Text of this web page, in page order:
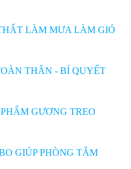
LÀM MƯA LÀM GIÓ
THÂN - BÍ QUYẾT
GƯƠNG TREO
GIÚP PHÒNG TẮM